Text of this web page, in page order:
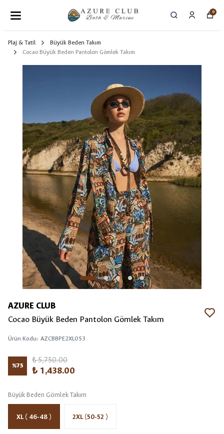
0
Plaj & Tatil
Büyük Beden Takım
Cocao Büyük Beden Pantolon Gömlek Takım
AZURE CLUB
Cocao Büyük Beden Pantolon Gömlek Takım
Ürün Kodu: AZCBBPE2XL053
%75
₺ 5,750.00
₺ 1,438.00
Büyük Beden Gömlek Takım
XL ( 46-48 ) 2XL (50-52 )